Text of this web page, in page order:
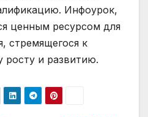
Инфоурок,
ценным ресурсом для
стремящегося к
росту и развитию.